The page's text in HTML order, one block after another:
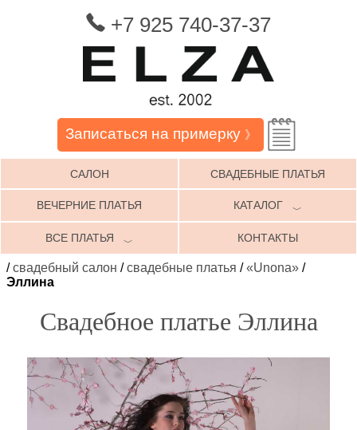
+7 925 740-37-37
Записаться на примерку 》
САЛОН СВАДЕБНЫЕ ПЛАТЬЯ
ВЕЧЕРНИЕ ПЛАТЬЯ КАТАЛОГ ﹀
ВСЕ ПЛАТЬЯ ﹀ КОНТАКТЫ
/свадебный салон /свадебные платья /«Unona» /
Эллина
Свадебное платье Эллина